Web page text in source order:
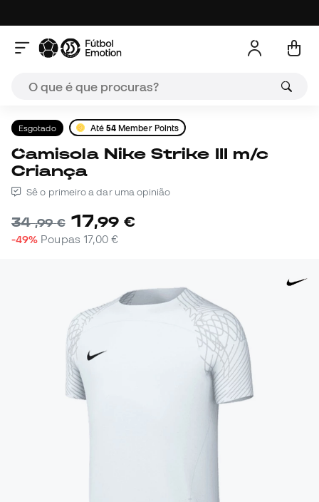
Esgotado Até 54 Member Points
Camisola Nike Strike III m/c
Criança
Sê o primeiro a dar uma opinião
34,99 € 17,99 €
-49% Poupas 17,00 €